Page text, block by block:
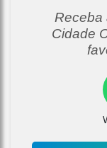
Receba
Cidade